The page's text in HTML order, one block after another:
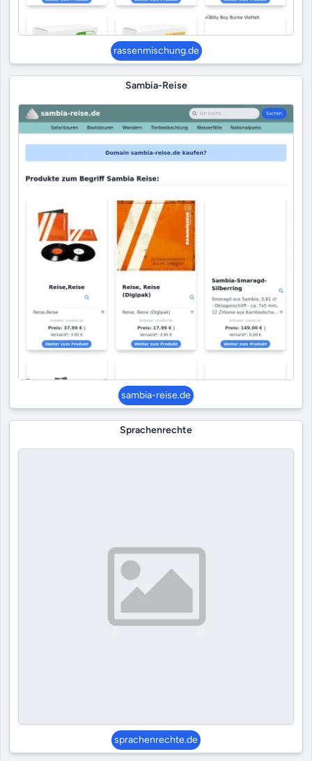
rassenmischung.de
Sambia-Reise
sambia-reise.de
Sprachenrechte
sprachenrechte.de